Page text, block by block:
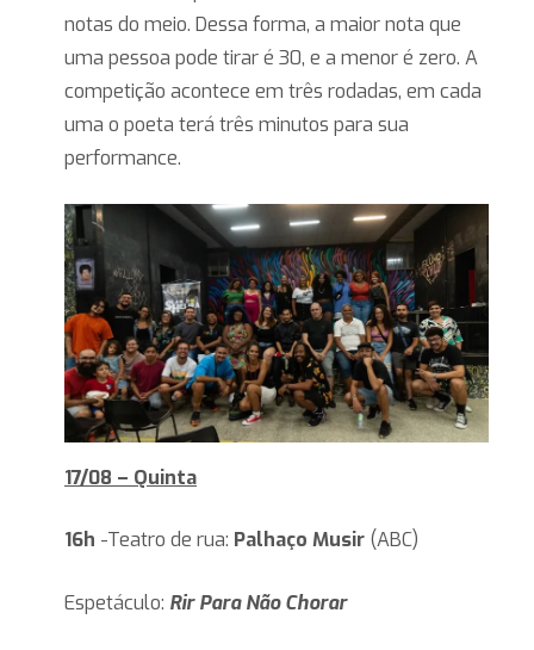
notas do meio. Dessa forma, a maior nota que
uma pessoa pode tirar é 30, e a menor é zero. A
competição acontece em três rodadas, em cada
uma o poeta terá três minutos para sua
performance.
17/08 – Quinta
16h -Teatro de rua: Palhaço Musir (ABC)
Espetáculo: Rir Para Não Chorar